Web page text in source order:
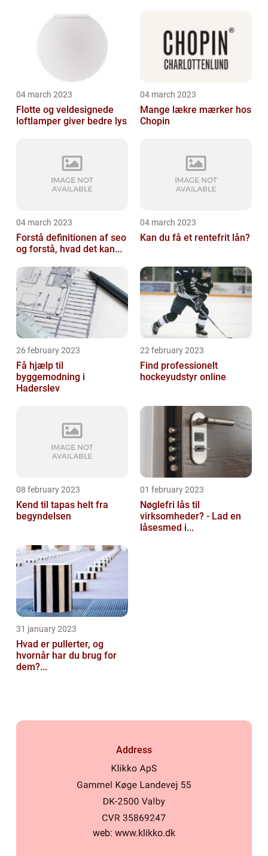
04 march 2023
Flotte og veldesignede
loftlamper giver bedre lys
04 march 2023
Mange lækre mærker hos
Chopin
04 march 2023
Forstå definitionen af seo
og forstå, hvad det kan...
04 march 2023
Kan du få et rentefrit lån?
26 february 2023
Få hjælp til
byggemodning i
Haderslev
22 february 2023
Find professionelt
hockeyudstyr online
08 february 2023
Kend til tapas helt fra
begyndelsen
01 february 2023
Nøglefri lås til
virksomheder? - Lad en
låsesmed i...
31 january 2023
Hvad er pullerter, og
hvornår har du brug for
dem?...
Address
web: www.klikko.dk